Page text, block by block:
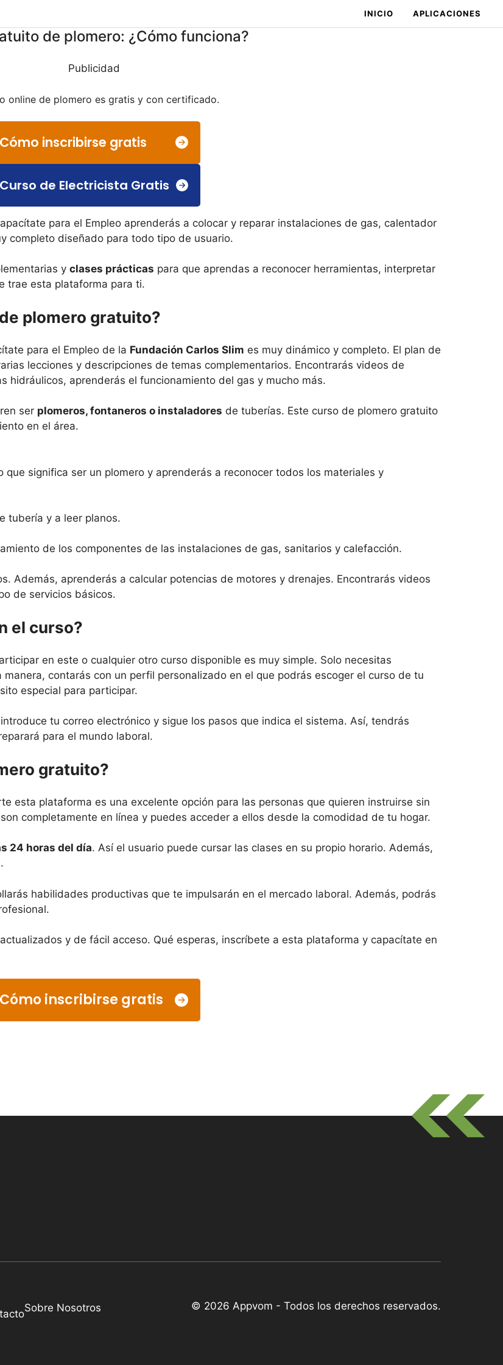
INICIO APLICACIONES
de plomero: ¿Cómo funciona?
Publicidad
online de plomero es gratis y con certificado.
Cómo inscribirse gratis
Curso de Electricista Gratis
para el Empleo aprenderás a colocar y reparar instalaciones de gas, calentador
completo diseñado para todo tipo de usuario.
y clases prácticas para que aprendas a reconocer herramientas, interpretar
trae esta plataforma para ti.
plomero gratuito?
para el Empleo de la Fundación Carlos Slim es muy dinámico y completo. El plan de
lecciones y descripciones de temas complementarios. Encontrarás videos de
hidráulicos, aprenderás el funcionamiento del gas y mucho más.
ser plomeros, fontaneros o instaladores de tuberías. Este curso de plomero gratuito
en el área.
significa ser un plomero y aprenderás a reconocer todos los materiales y
tubería y a leer planos.
de los componentes de las instalaciones de gas, sanitarios y calefacción.
Además, aprenderás a calcular potencias de motores y drenajes. Encontrarás videos
de servicios básicos.
el curso?
en este o cualquier otro curso disponible es muy simple. Solo necesitas
manera, contarás con un perfil personalizado en el que podrás escoger el curso de tu
especial para participar.
tu correo electrónico y sigue los pasos que indica el sistema. Así, tendrás
para el mundo laboral.
gratuito?
esta plataforma es una excelente opción para las personas que quieren instruirse sin
completamente en línea y puedes acceder a ellos desde la comodidad de tu hogar.
24 horas del día. Así el usuario puede cursar las clases en su propio horario. Además,
habilidades productivas que te impulsarán en el mercado laboral. Además, podrás
y de fácil acceso. Qué esperas, inscríbete a esta plataforma y capacítate en
Cómo inscribirse gratis
Sobre Nosotros © 2026 Appvom - Todos los derechos reservados.